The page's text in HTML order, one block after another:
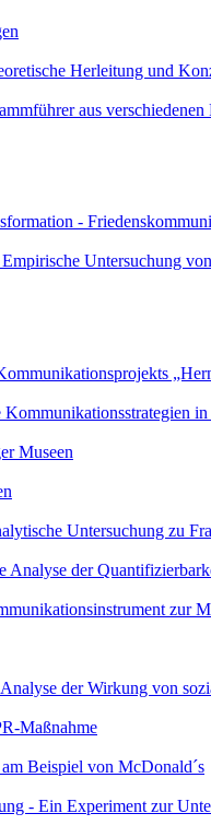
Herleitung und
aus
-
Untersuchung
Museen
Untersuchung zu
Analyse der
zur
der Wirkung von
Maßnahme
Beispiel von McDonald´s
- Ein Experiment zur